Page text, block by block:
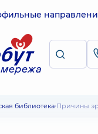
библиотека Причины